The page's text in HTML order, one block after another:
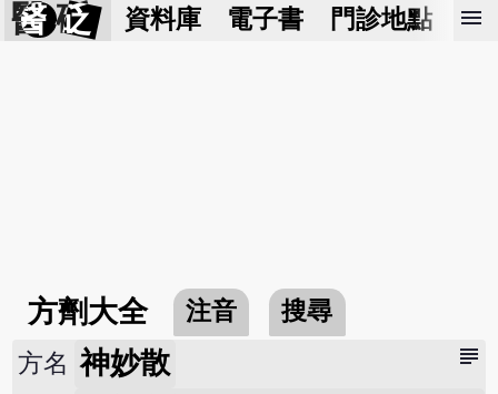
醫 砭 資料庫 電子書 門診地點 預
menu
方劑大全 注音 搜尋
subject
方名 神妙散